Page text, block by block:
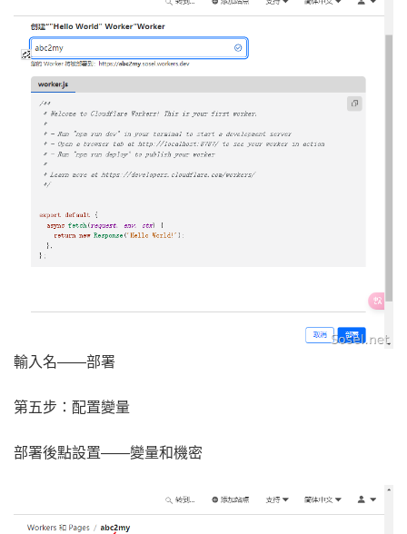
輸入名——部署
第五步：配置變量
部署後點設置——變量和機密